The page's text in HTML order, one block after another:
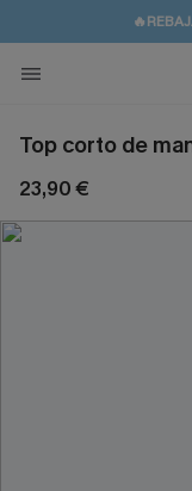
Top corto de
23,90 €